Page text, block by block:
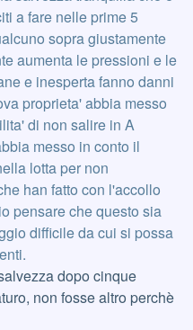
a fare nelle prime 5
sopra giustamente
aumenta le pressioni e le
e inesperta fanno danni
proprieta' abbia messo
di non salire in A
messo in conto il
lotta per non
han fatto con l'accollo
pensare che questo sia
difficile da cui si possa
dopo cinque
non fosse altro perchè